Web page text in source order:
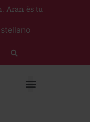
Aran ès tu